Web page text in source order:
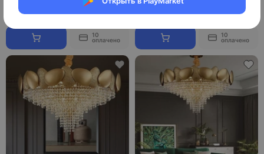
2 500 ¥ 35 000 ₽
10
оплачено
1 900 ¥ 26 600 ₽
10
оплачено